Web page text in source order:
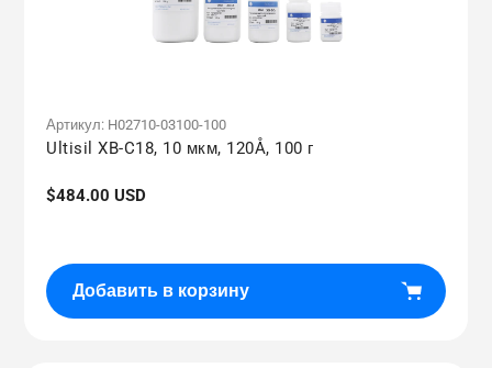
Артикул: H02710-03100-100
Ultisil XB-C18, 10 мкм, 120Å, 100 г
Обычная
$484.00 USD
Добавить в корзину